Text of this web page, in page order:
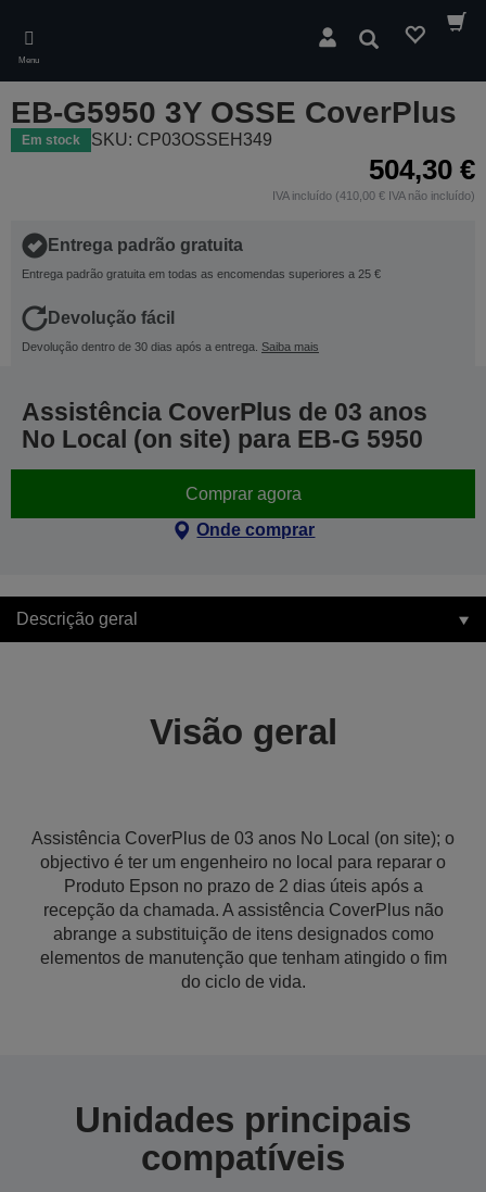
main
content
Menu
Pesquisar
EB-G5950 3Y OSSE CoverPlus
Em stock SKU: CP03OSSEH349
504,30 €
IVA incluído (410,00 € IVA não incluído)
Entrega padrão gratuita
Entrega padrão gratuita em todas as encomendas superiores a 25 €
Devolução fácil
Devolução dentro de 30 dias após a entrega. Saiba mais
Assistência CoverPlus de 03 anos
No Local (on site) para EB-G 5950
Comprar agora
Onde comprar
Descrição geral
Visão geral
Assistência CoverPlus de 03 anos No Local (on site); o
objectivo é ter um engenheiro no local para reparar o
Produto Epson no prazo de 2 dias úteis após a
recepção da chamada. A assistência CoverPlus não
abrange a substituição de itens designados como
elementos de manutenção que tenham atingido o fim
do ciclo de vida.
Unidades principais
compatíveis